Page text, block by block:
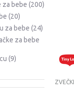
za bebe (200)
(20)
za bebe (24)
za bebe
(9)